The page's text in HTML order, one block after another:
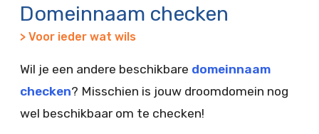
Domeinnaam checken
> Voor ieder wat wils
Wil je een andere beschikbare domeinnaam
checken? Misschien is jouw droomdomein nog
wel beschikbaar om te checken!